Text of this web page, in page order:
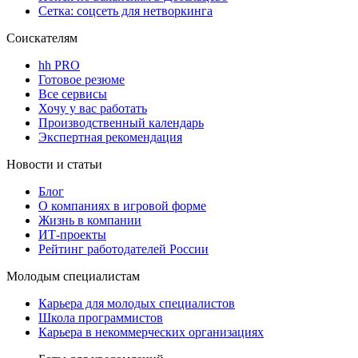
Сетка: соцсеть для нетворкинга
Соискателям
hh PRO
Готовое резюме
Все сервисы
Хочу у вас работать
Производственный календарь
Экспертная рекомендация
Новости и статьи
Блог
О компаниях в игровой форме
Жизнь в компании
ИТ-проекты
Рейтинг работодателей России
Молодым специалистам
Карьера для молодых специалистов
Школа программистов
Карьера в некоммерческих организациях